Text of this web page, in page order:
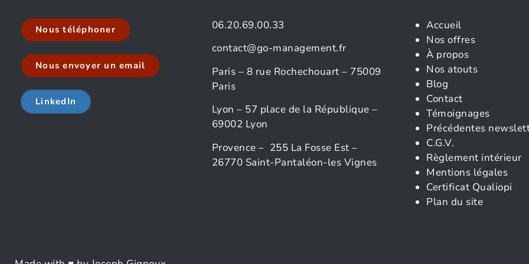
Nous téléphoner
Nous envoyer un email
LinkedIn
06.20.69.00.33
contact@go-management.fr
Paris – 8 rue Rochechouart – 75009
Paris
Lyon – 57 place de la République –
69002 Lyon
Provence – 255 La Fosse Est –
26770 Saint-Pantaléon-les Vignes
Accueil
Nos offres
À propos
Nos atouts
Blog
Contact
Témoignages
Précédentes
C.G.V.
Règlement intérieur
Mentions légales
Certificat Qualiopi
Plan du site